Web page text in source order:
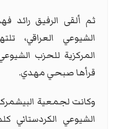
ثم ألقى الرفيق رائد
الشيوعي العراقي،
المركزية للحزب
قرأها صبحي مهدي.
وكانت لجمعية
الشيوعي الكردستاني